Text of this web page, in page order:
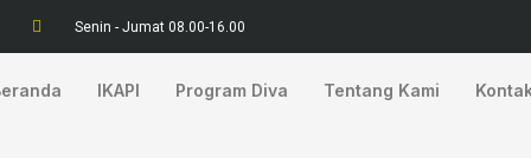
Senin - Jumat 08.00-16.00
IKAPI Program Diva Tentang Kami